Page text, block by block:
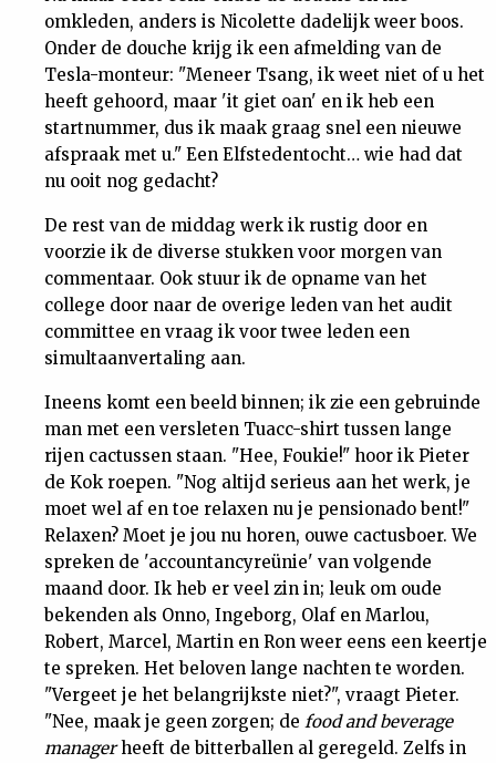
omkleden, anders is Nicolette dadelijk weer boos.
Onder de douche krijg ik een afmelding van de
Tesla-monteur: "Meneer Tsang, ik weet niet of u het
heeft gehoord, maar 'it giet oan' en ik heb een
startnummer, dus ik maak graag snel een nieuwe
afspraak met u." Een Elfstedentocht… wie had dat
nu ooit nog gedacht?
De rest van de middag werk ik rustig door en
voorzie ik de diverse stukken voor morgen van
commentaar. Ook stuur ik de opname van het
college door naar de overige leden van het audit
committee en vraag ik voor twee leden een
simultaanvertaling aan.
Ineens komt een beeld binnen; ik zie een gebruinde
man met een versleten Tuacc-shirt tussen lange
rijen cactussen staan. "Hee, Foukie!" hoor ik Pieter
de Kok roepen. "Nog altijd serieus aan het werk, je
moet wel af en toe relaxen nu je pensionado bent!"
Relaxen? Moet je jou nu horen, ouwe cactusboer. We
spreken de 'accountancyreünie' van volgende
maand door. Ik heb er veel zin in; leuk om oude
bekenden als Onno, Ingeborg, Olaf en Marlou,
Robert, Marcel, Martin en Ron weer eens een keertje
te spreken. Het beloven lange nachten te worden.
"Vergeet je het belangrijkste niet?", vraagt Pieter.
"Nee, maak je geen zorgen; de food and beverage
managerheeft de bitterballen al geregeld. Zelfs in